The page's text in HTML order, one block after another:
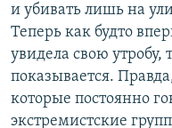
и убивать лишь на
Теперь как будто
увидела свою утробу,
показывается.
которые постоянно
экстремистские